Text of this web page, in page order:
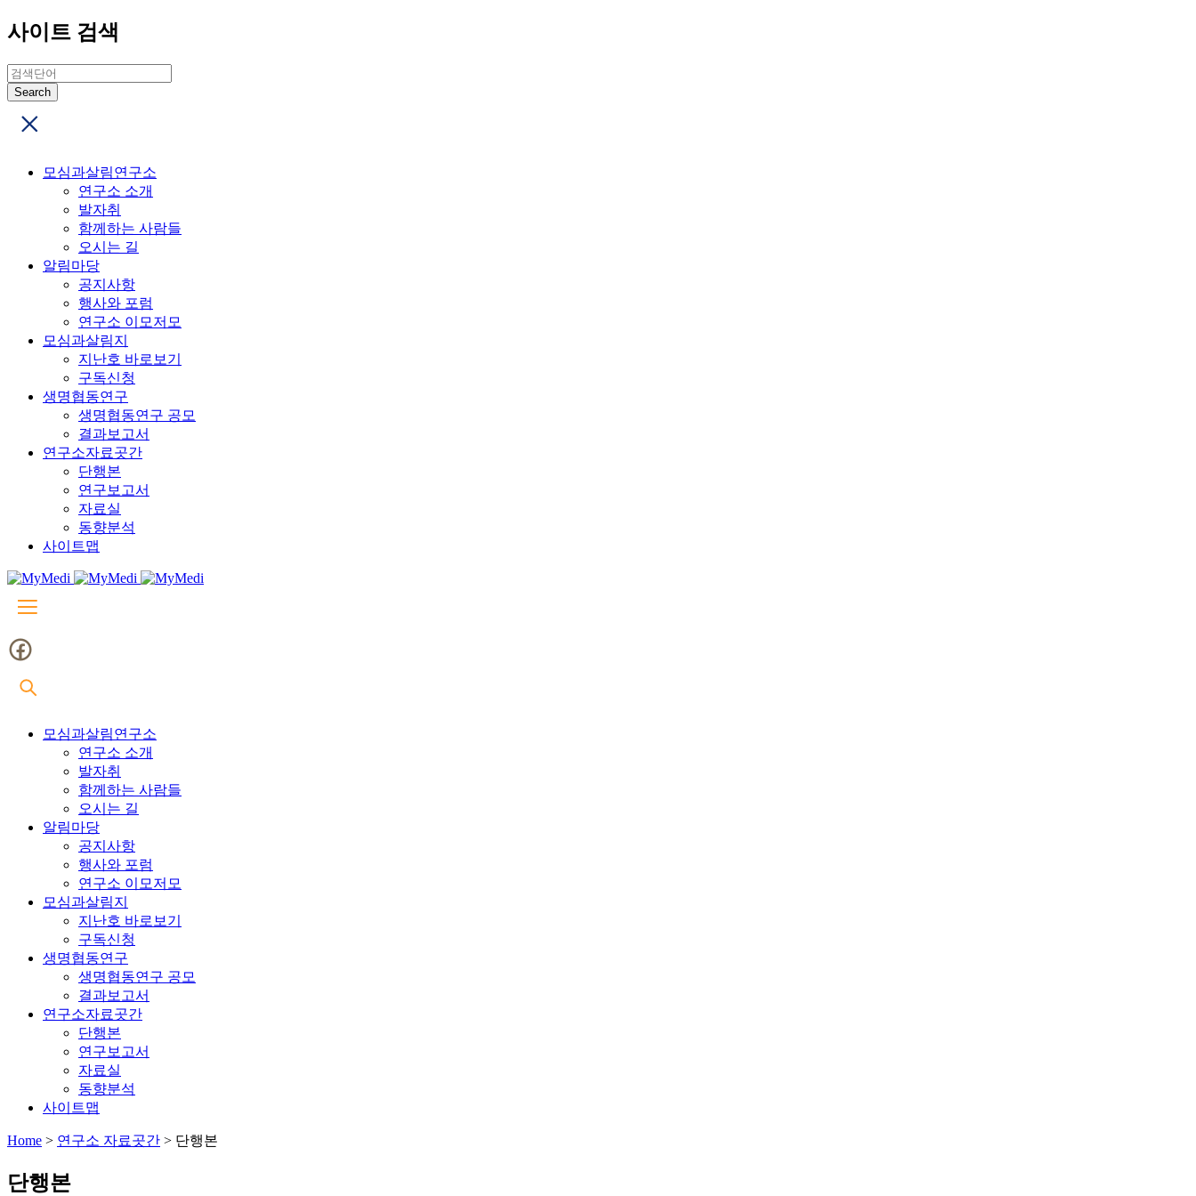
사이트 검색
모심과살림연구소
연구소 소개
발자취
함께하는 사람들
오시는 길
알림마당
공지사항
행사와 포럼
연구소 이모저모
모심과살림지
지난호 바로보기
구독신청
생명협동연구
생명협동연구 공모
결과보고서
연구소자료곳간
단행본
연구보고서
자료실
동향분석
사이트맵
모심과살림연구소
연구소 소개
발자취
함께하는 사람들
오시는 길
알림마당
공지사항
행사와 포럼
연구소 이모저모
모심과살림지
지난호 바로보기
구독신청
생명협동연구
생명협동연구 공모
결과보고서
연구소자료곳간
단행본
연구보고서
자료실
동향분석
사이트맵
Home > 연구소 자료곳간 > 단행본
단행본